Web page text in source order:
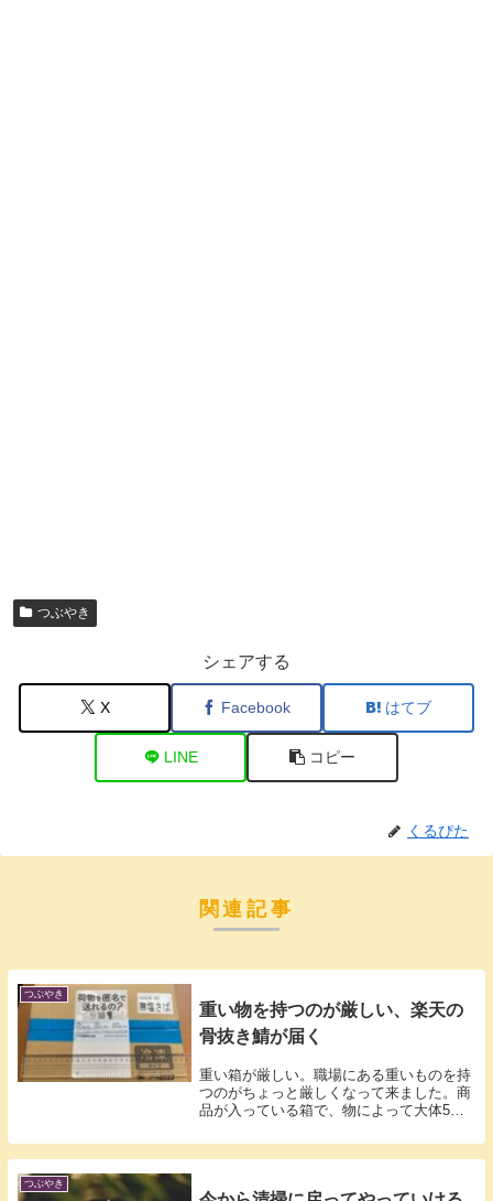
つぶやき
シェアする
X Facebook はてブ
LINE コピー
くるぴた
関連記事
つぶやき
重い物を持つのが厳しい、楽天の
骨抜き鯖が届く
重い箱が厳しい。職場にある重いものを持
つのがちょっと厳しくなって来ました。商
品が入っている箱で、物によって大体5〜
つぶやき